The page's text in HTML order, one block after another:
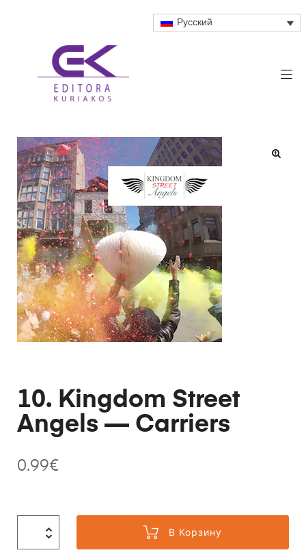
Русский
10. Kingdom Street
Angels — Carriers
0.99€
В Корзину